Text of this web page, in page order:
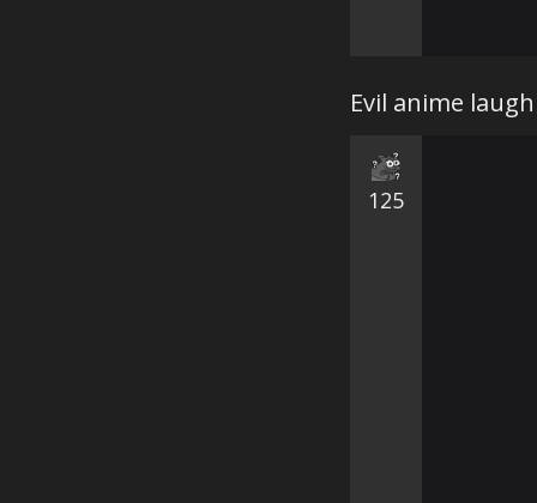
Evil anime laugh
125